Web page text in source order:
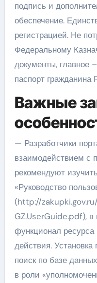
подпись и
обеспечение.
регистрацией. Не
Федеральному
документы, главное
паспорт гражданина
Важные
— Разработчики
взаимодействием с
рекомендуют
«Руководство
(http://
GZ.UserGuide.pdf), в
функционал
действия. Установка
поиск по базе
в роли